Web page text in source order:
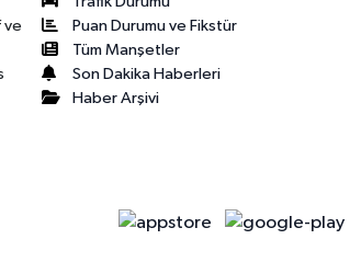
ve
Puan Durumu ve Fikstür
Tüm Manşetler
Son Dakika Haberleri
Haber Arşivi